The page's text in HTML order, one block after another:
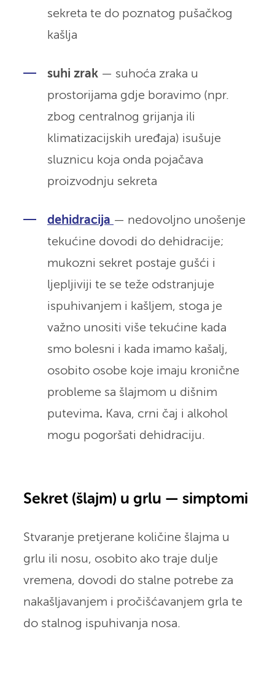
sekreta te do poznatog pušačkog
kašlja
suhi zrak— suhoća zraka u
prostorijama gdje boravimo (npr.
zbog centralnog grijanja ili
klimatizacijskih uređaja) isušuje
sluznicu koja onda pojačava
proizvodnju sekreta
dehidracija — nedovoljno unošenje
tekućine dovodi do dehidracije;
mukozni sekret postaje gušći i
ljepljiviji te se teže odstranjuje
ispuhivanjem i kašljem, stoga je
važno unositi više tekućine kada
smo bolesni i kada imamo kašalj,
osobito osobe koje imaju kronične
probleme sa šlajmom u dišnim
putevima. Kava, crni čaj i alkohol
mogu pogoršati dehidraciju.
Sekret (šlajm) u grlu — simptomi
Stvaranje pretjerane količine šlajma u
grlu ili nosu, osobito ako traje dulje
vremena, dovodi do stalne potrebe za
nakašljavanjem i pročišćavanjem grla te
do stalnog ispuhivanja nosa.